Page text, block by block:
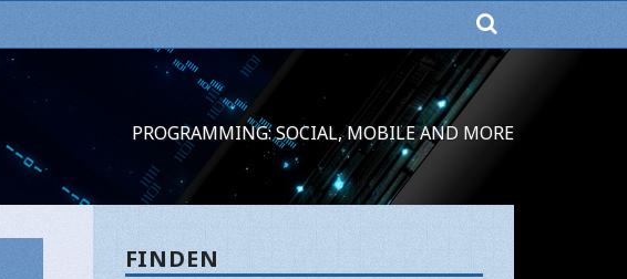
PROGRAMMING: SOCIAL, MOBILE AND MORE
FINDEN